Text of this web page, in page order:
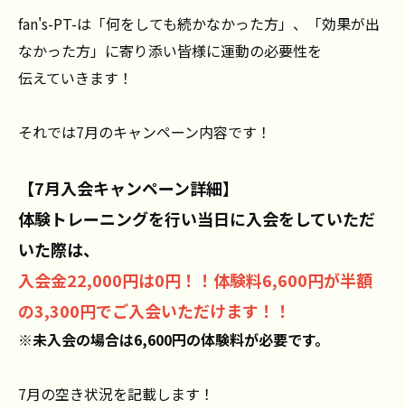
fan's-PT-は「何をしても続かなかった方」、「効果が出
なかった方」に寄り添い皆様に運動の必要性を
伝えていきます！
それでは7月のキャンペーン内容です！
【7月入会キャンペーン詳細】
体験トレーニングを行い当日に入会をしていただ
いた際は、
入会金22,000円は0円！！体験料6,600円が半額
の3,300円でご入会いただけます！！
※未入会の場合は6,600円の体験料が必要です。
7月の空き状況を記載します！